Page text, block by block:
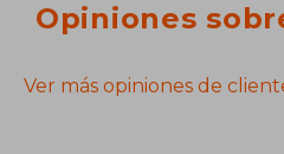
Opiniones
Ver más opiniones de